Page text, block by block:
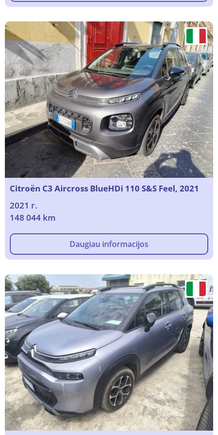
Citroën C3 Aircross BlueHDi 110 S&S Feel, 2021
2021 г.
148 044 km
Daugiau informacijos